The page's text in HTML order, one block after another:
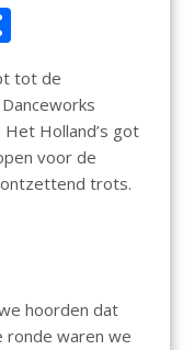
D
e
n
tot de
Holland’s got
voor de
trots.
hoorden dat
ronde waren we